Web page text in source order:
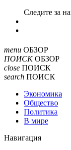
Cледите за
menu ОБЗОР
ПОИСК ОБЗОР
close ПОИСК
search ПОИСК
Экономика
Общество
Политика
В мире
Навигация